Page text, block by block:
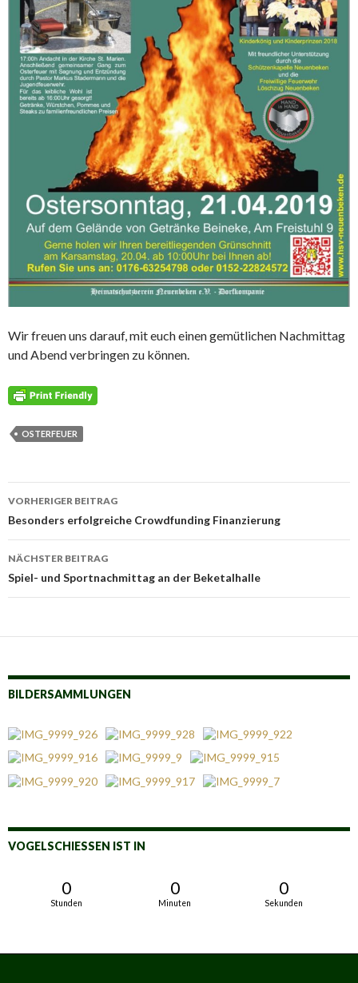
Wir freuen uns darauf, mit euch einen gemütlichen Nachmittag
und Abend verbringen zu können.
OSTERFEUER
Beitrags-
Navigation
VORHERIGER BEITRAG
Besonders erfolgreiche Crowdfunding Finanzierung
NÄCHSTER BEITRAG
Spiel- und Sportnachmittag an der Beketalhalle
BILDERSAMMLUNGEN
VOGELSCHIESSEN IST IN
0
Stunden
0
Minuten
0
Sekunden